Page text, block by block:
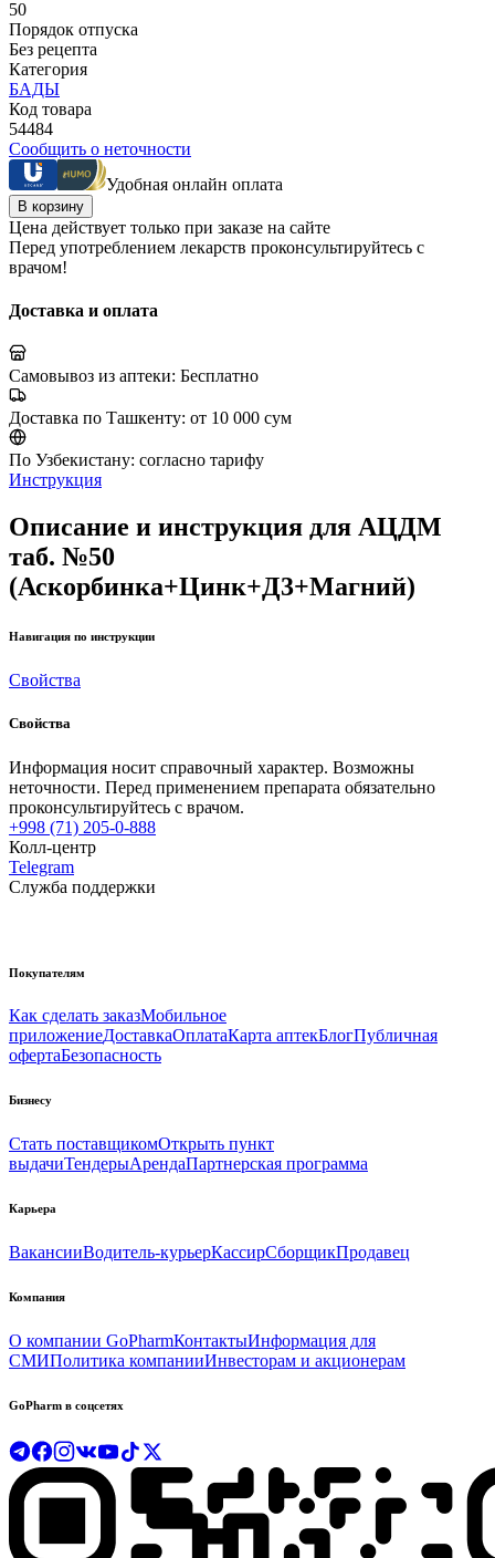
50
Порядок отпуска
Без рецепта
Категория
БАДЫ
Код товара
54484
Сообщить о неточности
Удобная онлайн оплата
В корзину
Цена действует только при заказе на сайте
Перед употреблением лекарств проконсультируйтесь с
врачом!
Доставка и оплата
Самовывоз из аптеки: Бесплатно
Доставка по Ташкенту: от 10 000 сум
По Узбекистану: согласно тарифу
Инструкция
Описание и инструкция для АЦДМ
таб. №50
(Аскорбинка+Цинк+Д3+Магний)
Навигация по инструкции
Свойства
Свойства
Информация носит справочный характер. Возможны
неточности. Перед применением препарата обязательно
проконсультируйтесь с врачом.
+998 (71) 205-0-888
Колл-центр
Telegram
Служба поддержки
Покупателям
Как сделать заказМобильное
приложениеДоставкаОплатаКарта аптекБлогПубличная
офертаБезопасность
Бизнесу
Стать поставщикомОткрыть пункт
выдачиТендерыАрендаПартнерская программа
Карьера
ВакансииВодитель-курьерКассирСборщикПродавец
Компания
О компании GoPharmКонтактыИнформация для
СМИПолитика компанииИнвесторам и акционерам
GoPharm в соцсетях